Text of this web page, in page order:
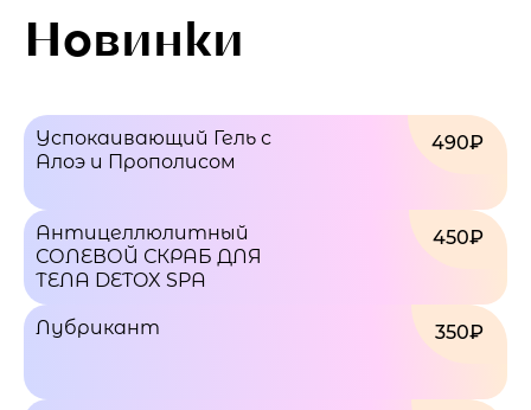
Новинки
490₽
Успокаивающий Гель с
Алоэ и Прополисом
450₽
Антицеллюлитный
СОЛЕВОЙ СКРАБ ДЛЯ
ТЕЛА DETOX SPA
350₽
Лубрикант